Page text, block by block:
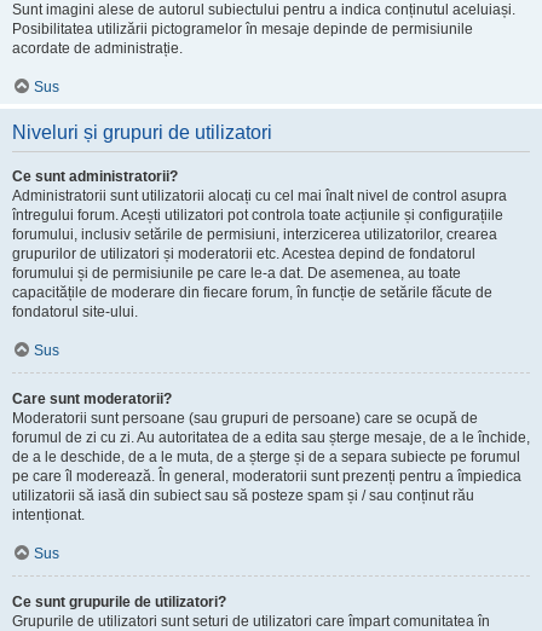
Sunt imagini alese de autorul subiectului pentru a indica conținutul aceluiași.
Posibilitatea utilizării pictogramelor în mesaje depinde de permisiunile
acordate de administrație.
Sus
Niveluri și grupuri de utilizatori
Ce sunt administratorii?
Administratorii sunt utilizatorii alocați cu cel mai înalt nivel de control asupra
întregului forum. Acești utilizatori pot controla toate acțiunile și configurațiile
forumului, inclusiv setările de permisiuni, interzicerea utilizatorilor, crearea
grupurilor de utilizatori și moderatorii etc. Acestea depind de fondatorul
forumului și de permisiunile pe care le-a dat. De asemenea, au toate
capacitățile de moderare din fiecare forum, în funcție de setările făcute de
fondatorul site-ului.
Sus
Care sunt moderatorii?
Moderatorii sunt persoane (sau grupuri de persoane) care se ocupă de
forumul de zi cu zi. Au autoritatea de a edita sau șterge mesaje, de a le închide,
de a le deschide, de a le muta, de a șterge și de a separa subiecte pe forumul
pe care îl moderează. În general, moderatorii sunt prezenți pentru a împiedica
utilizatorii să iasă din subiect sau să posteze spam și / sau conținut rău
intenționat.
Sus
Ce sunt grupurile de utilizatori?
Grupurile de utilizatori sunt seturi de utilizatori care împart comunitatea în